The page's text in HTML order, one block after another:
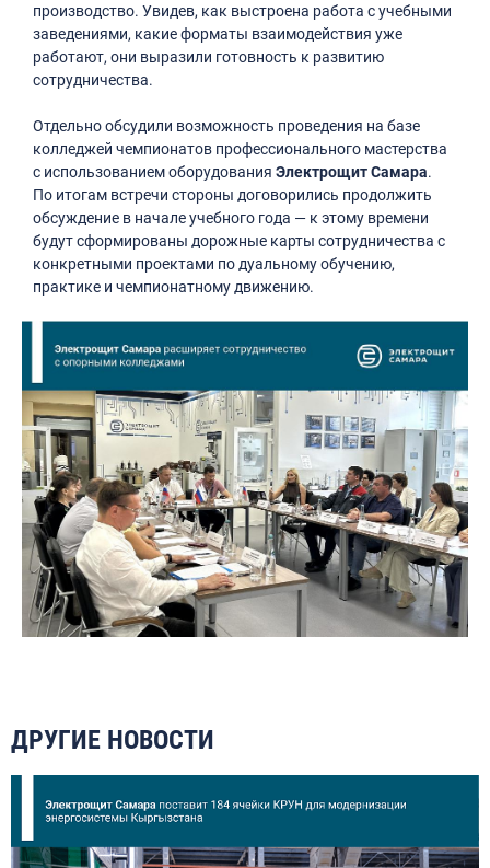
производство. Увидев, как выстроена работа с учебными
заведениями, какие форматы взаимодействия уже
работают, они выразили готовность к развитию
сотрудничества.
Отдельно обсудили возможность проведения на базе
колледжей чемпионатов профессионального мастерства
с использованием оборудования Электрощит Самара.
По итогам встречи стороны договорились продолжить
обсуждение в начале учебного года — к этому времени
будут сформированы дорожные карты сотрудничества с
конкретными проектами по дуальному обучению,
практике и чемпионатному движению.
ДРУГИЕ НОВОСТИ